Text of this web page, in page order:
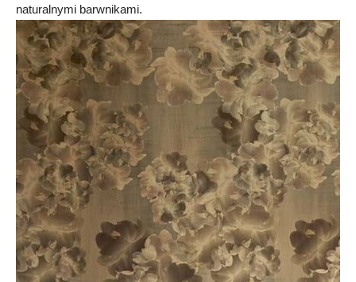
naturalnymi barwnikami.